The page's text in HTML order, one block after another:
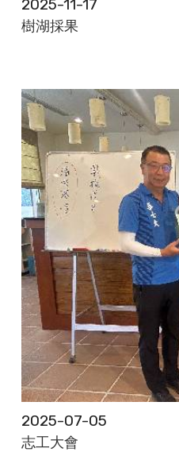
2025-11-17
樹湖採果
2025-07-05
志工大會